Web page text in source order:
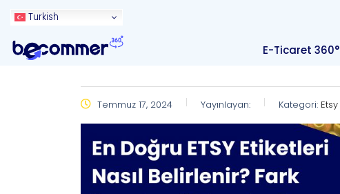
Turkish
E-Ticaret 360°
Temmuz 17, 2024 Yayınlayan: Kategori: Etsy